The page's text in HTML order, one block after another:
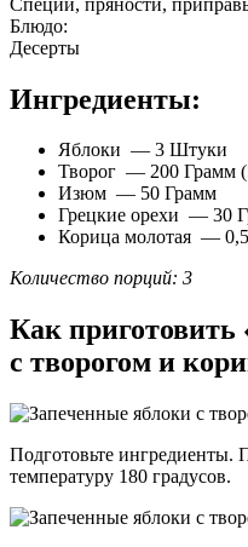
Блюдо:
Десерты
Ингредиенты:
Яблоки — 3 Штуки
Творог — 200 Грамм
Изюм — 50 Грамм
Грецкие орехи — 30
Корица молотая —
Количество порций: 3
Как приготовить
с творогом и
Подготовьте ингредиенты.
температуру 180 градусов.